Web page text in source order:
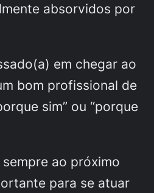
absorvidos por
em chegar ao
bom profissional de
sim” ou “porque
ao próximo
para se atuar